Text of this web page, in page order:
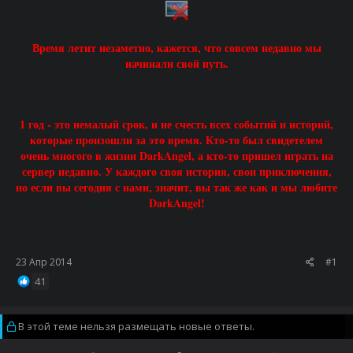
Время летит незаметно, кажется, что совсем недавно мы
начинали свой путь.
1 год - это немалый срок, и не счесть всех событий и историй,
которые произошли за это время. Кто-то был свидетелем
очень многого в жизни DarkAngel, а кто-то пришел играть на
сервер недавно. У каждого своя история, свои приключения,
но если вы сегодня с нами, значит, вы так же как и мы любите
DarkAngel!
23 Апр 2014 #1
41
В этой теме нельзя размещать новые ответы.